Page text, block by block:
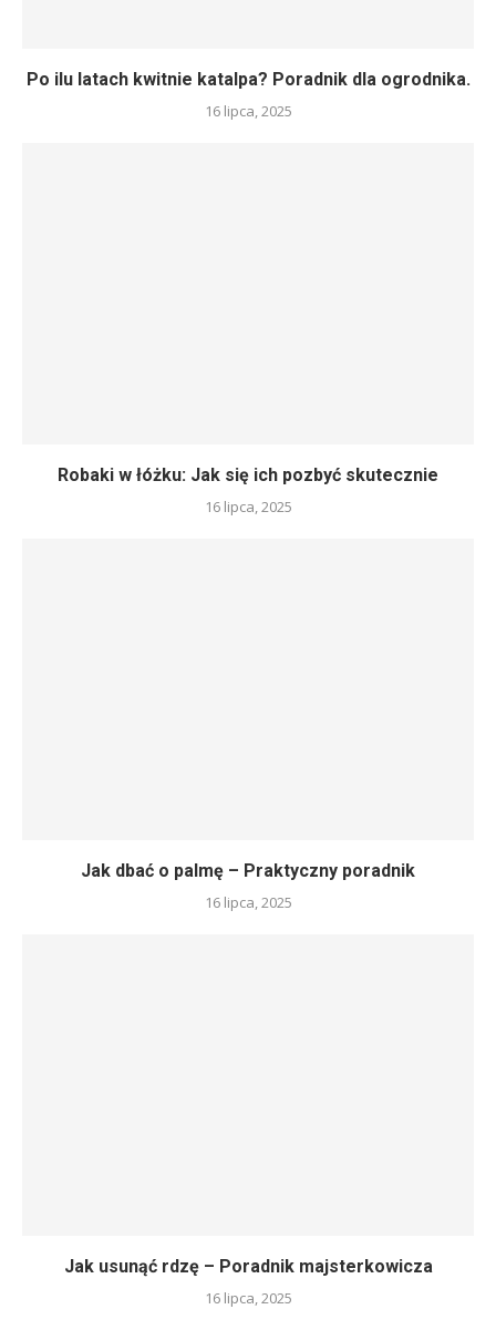
Po ilu latach kwitnie katalpa? Poradnik dla ogrodnika.
16 lipca, 2025
Robaki w łóżku: Jak się ich pozbyć skutecznie
16 lipca, 2025
Jak dbać o palmę – Praktyczny poradnik
16 lipca, 2025
Jak usunąć rdzę – Poradnik majsterkowicza
16 lipca, 2025